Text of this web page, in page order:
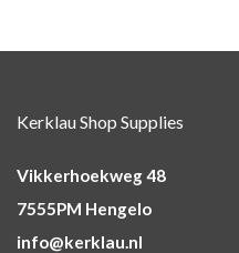
Kerklau Shop Supplies
Vikkerhoekweg 48
7555PM Hengelo
info@kerklau.nl